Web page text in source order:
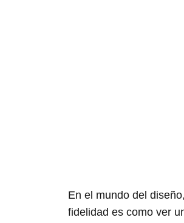
En el mundo del
fidelidad es como ver